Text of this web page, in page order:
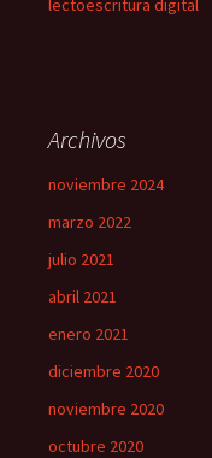
lectoescritura digital
Archivos
noviembre 2024
marzo 2022
julio 2021
abril 2021
enero 2021
diciembre 2020
noviembre 2020
octubre 2020